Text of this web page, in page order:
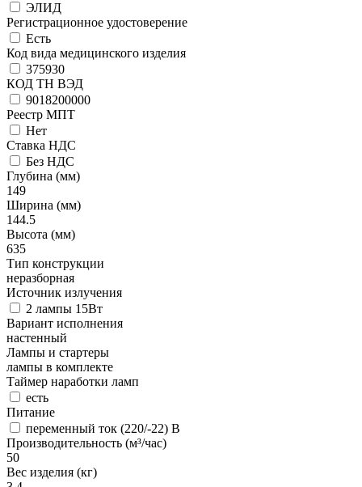
ЭЛИД
Регистрационное удостоверение
Есть
Код вида медицинского изделия
375930
КОД ТН ВЭД
9018200000
Реестр МПТ
Нет
Ставка НДС
Без НДС
Глубина (мм)
149
Ширина (мм)
144.5
Высота (мм)
635
Тип конструкции
неразборная
Источник излучения
2 лампы 15Вт
Вариант исполнения
настенный
Лампы и стартеры
лампы в комплекте
Таймер наработки ламп
есть
Питание
переменный ток (220/-22) В
Производительность (м³/час)
50
Вес изделия (кг)